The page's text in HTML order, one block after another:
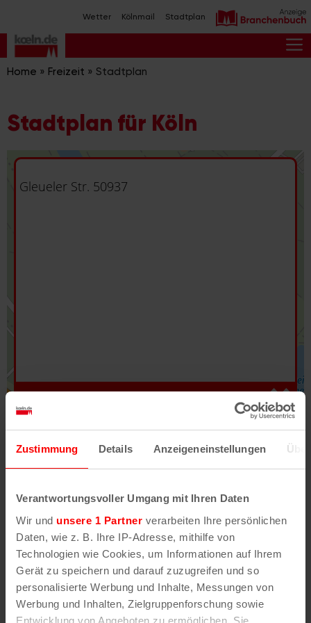
Zustimmung Details Anzeigeneinstellungen
Verantwortungsvoller Umgang mit Ihren Daten
Wir und unsere 1 Partner verarbeiten Ihre persönlichen
Daten, wie z. B. Ihre IP-Adresse, mithilfe von
Technologien wie Cookies, um Informationen auf Ihrem
Gerät zu speichern und darauf zuzugreifen und so
personalisierte Werbung und Inhalte, Messungen von
Werbung und Inhalten, Zielgruppenforschung sowie
Entwicklung von Angeboten zu ermöglichen. Sie
Inhalt
springen
Wetter Kölnmail Stadtplan
Home » Freizeit » Stadtplan
Stadtplan für Köln
Fehler/Problem melden
Darstellung des RVR-Kartenwerks
Stadtplanwerk
erhältst Du unsere koeln.de-Karte mit vielen
weiteren Details wie z.B. Hausnummern.
Unser Stadtplan basiert auf Daten des
OpenStreetMap
-Projekts (
© OpenStreetMap
Mitwirkende
) und von OpenCycleMap.org